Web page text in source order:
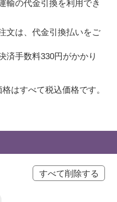
輸の代金引換を利用でき
文は、代金引換払いをご
済手数料330円がかかり
はすべて税込価格です。
すべて削除する